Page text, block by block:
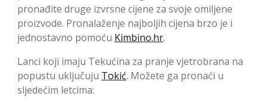
pronađite druge izvrsne cijene za svoje omiljene
proizvode. Pronalaženje najboljih cijena brzo je i
jednostavno pomoću Kimbino.hr.
Lanci koji imaju Tekućina za pranje vjetrobrana na
popustu uključuju Tokić. Možete ga pronaći u
sljedećim letcima: